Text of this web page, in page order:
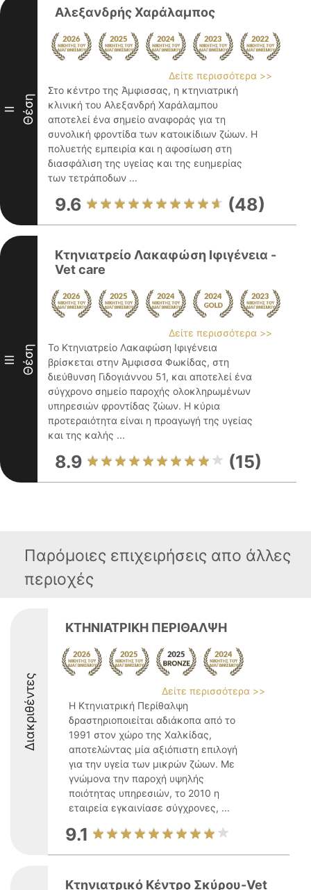
II Θέση
Αλεξανδρής Χαράλαμπος
Δείτε περισσότερα >>
Στο κέντρο της Άμφισσας, η κτηνιατρική
κλινική του Αλεξανδρή Χαράλαμπου
αποτελεί ένα σημείο αναφοράς για τη
συνολική φροντίδα των κατοικίδιων ζώων. Η
πολυετής εμπειρία και η αφοσίωση στη
διασφάλιση της υγείας και της ευημερίας
των τετράποδων ...
9.6 (48)
III Θέση
Κτηνιατρείο Λακαφώση Ιφιγένεια -
Vet care
Δείτε περισσότερα >>
Το Κτηνιατρείο Λακαφώση Ιφιγένεια
βρίσκεται στην Άμφισσα Φωκίδας, στη
διεύθυνση Γιδογιάννου 51, και αποτελεί ένα
σύγχρονο σημείο παροχής ολοκληρωμένων
υπηρεσιών φροντίδας ζώων. Η κύρια
προτεραιότητα είναι η προαγωγή της υγείας
και της καλής ...
8.9 (15)
Παρόμοιες επιχειρήσεις απο άλλες
περιοχές
Διακριθέντες
ΚΤΗΝΙΑΤΡΙΚΗ ΠΕΡΙΘΑΛΨΗ
Δείτε περισσότερα >>
Η Κτηνιατρική Περίθαλψη
δραστηριοποιείται αδιάκοπα από το
1991 στον χώρο της Χαλκίδας,
αποτελώντας μία αξιόπιστη επιλογή
για την υγεία των μικρών ζώων. Με
γνώμονα την παροχή υψηλής
ποιότητας υπηρεσιών, το 2010 η
εταιρεία εγκαινίασε σύγχρονες, ...
9.1
Κτηνιατρικό Κέντρο Σκύρου-Vet